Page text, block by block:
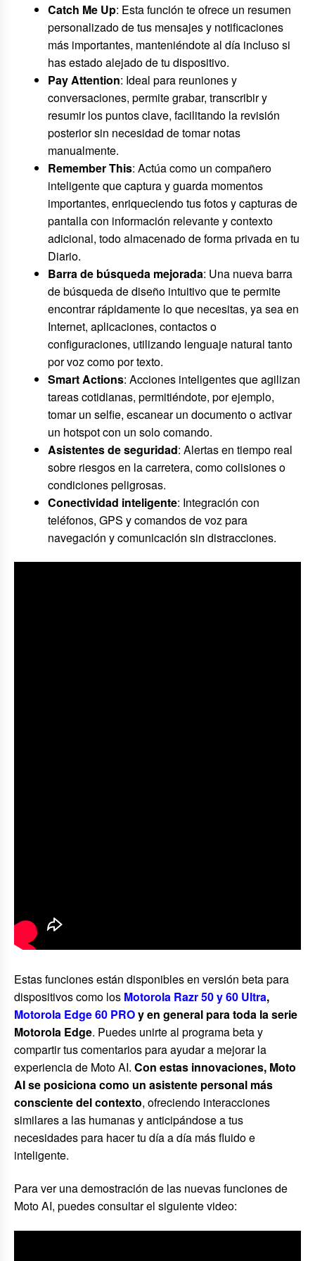
Catch Me Up: Esta función te ofrece un resumen
personalizado de tus mensajes y notificaciones
más importantes, manteniéndote al día incluso si
has estado alejado de tu dispositivo.
Pay Attention: Ideal para reuniones y
conversaciones, permite grabar, transcribir y
resumir los puntos clave, facilitando la revisión
posterior sin necesidad de tomar notas
manualmente.
Remember This: Actúa como un compañero
inteligente que captura y guarda momentos
importantes, enriqueciendo tus fotos y capturas de
pantalla con información relevante y contexto
adicional, todo almacenado de forma privada en tu
Diario.
Barra de búsqueda mejorada: Una nueva barra
de búsqueda de diseño intuitivo que te permite
encontrar rápidamente lo que necesitas, ya sea en
Internet, aplicaciones, contactos o
configuraciones, utilizando lenguaje natural tanto
por voz como por texto.
Smart Actions: Acciones inteligentes que agilizan
tareas cotidianas, permitiéndote, por ejemplo,
tomar un selfie, escanear un documento o activar
un hotspot con un solo comando.
Asistentes de seguridad: Alertas en tiempo real
sobre riesgos en la carretera, como colisiones o
condiciones peligrosas.
Conectividad inteligente: Integración con
teléfonos, GPS y comandos de voz para
navegación y comunicación sin distracciones.
Estas funciones están disponibles en versión beta para
dispositivos como los Motorola Razr 50 y 60 Ultra,
Motorola Edge 60 PROy en general para toda la serie
Motorola Edge. Puedes unirte al programa beta y
compartir tus comentarios para ayudar a mejorar la
experiencia de Moto AI. Con estas innovaciones, Moto
AI se posiciona como un asistente personal más
consciente del contexto, ofreciendo interacciones
similares a las humanas y anticipándose a tus
necesidades para hacer tu día a día más fluido e
inteligente.
Para ver una demostración de las nuevas funciones de
Moto AI, puedes consultar el siguiente video: